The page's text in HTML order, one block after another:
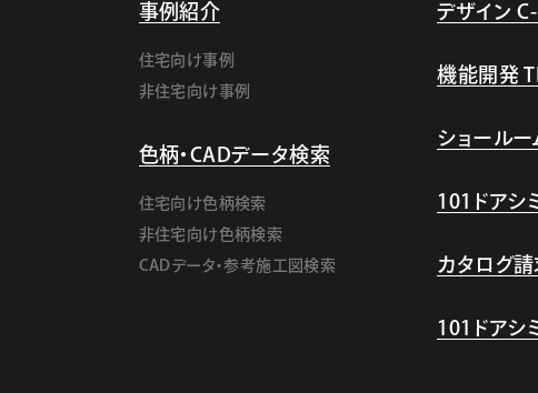
事例紹介
住宅向け事例
非住宅向け事例
色柄・CADデータ検索
住宅向け色柄検索
非住宅向け色柄検索
CADデータ・参考施工図検索
デザイン
機能開発
ショールー
101ドアシ
カタログ請
101ドアシ